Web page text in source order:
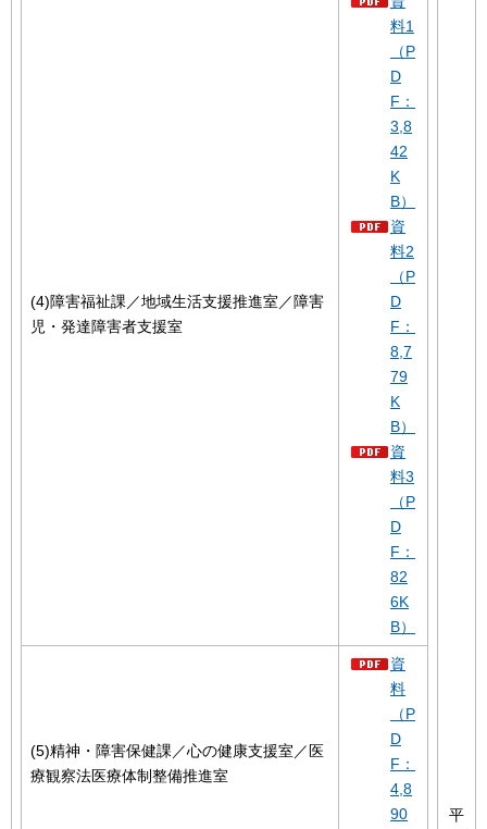
(4)障害福祉課／地域生活支援推進室／障害
児・発達障害者支援室
料1
（P
D
F：
3,8
42
K
B）
資
料2
（P
D
F：
8,7
79
K
B）
資
料3
（P
D
F：
82
6K
B）
(5)精神・障害保健課／心の健康支援室／医
療観察法医療体制整備推進室
資
料
（P
D
F：
4,8
90
平